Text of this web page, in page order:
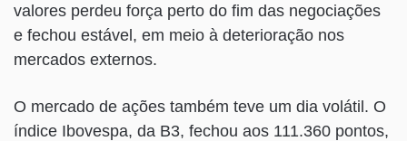
valores perdeu força perto do fim das negociações
e fechou estável, em meio à deterioração nos
mercados externos.
O mercado de ações também teve um dia volátil. O
índice Ibovespa, da B3, fechou aos 111.360 pontos,